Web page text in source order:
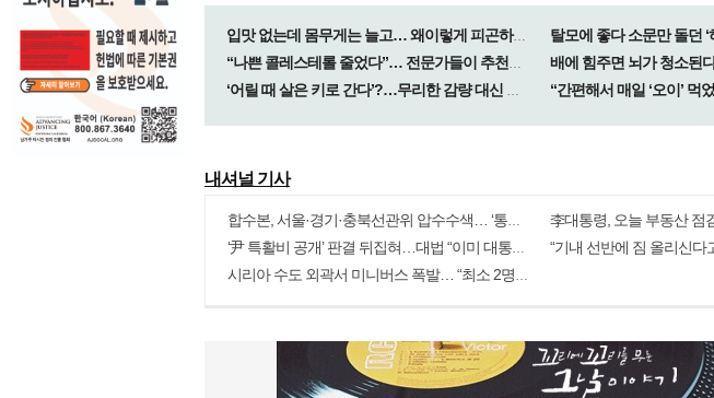
입맛 없는데 몸무게는 늘고… 왜이렇게 피곤하지? 알고보니
“나쁜 콜레스테롤 줄었다”… 전문가들이 추천한 ‘사우어크라우트’
‘어릴 때 살은 키로 간다’?…무리한 감량 대신 찌는 속도 조절을
내셔널 기사
more
합수본, 서울·경기·충북선관위 압수수색… ‘통계조작’ 수사확대
‘尹 특활비 공개’ 판결 뒤집혀…대법 “이미 대통령기록관 이관”
시리아 수도 외곽서 미니버스 폭발… “최소 2명 사망·10여명 부상”